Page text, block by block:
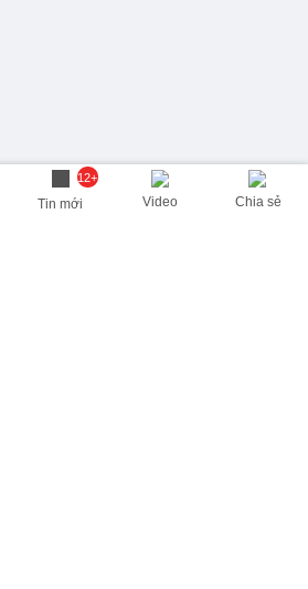
12+
Tin mới Video Chia sẻ